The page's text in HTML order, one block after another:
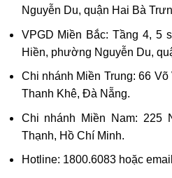
Nguyễn Du, quận Hai Bà
VPGD Miền Bắc: Tầng 4, 5
Hiền, phường Nguyễn Du,
Chi nhánh Miền Trung: 66
Thanh Khê, Đà Nẵng.
Chi nhánh Miền Nam: 225
Thạnh, Hồ Chí Minh.
Hotline: 1800.6083 hoặc